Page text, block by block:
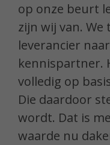
op onze beurt
zijn wij van.
leverancier
kennispartner.
volledig op
Die daardoor
wordt. Dat is
waarde nu